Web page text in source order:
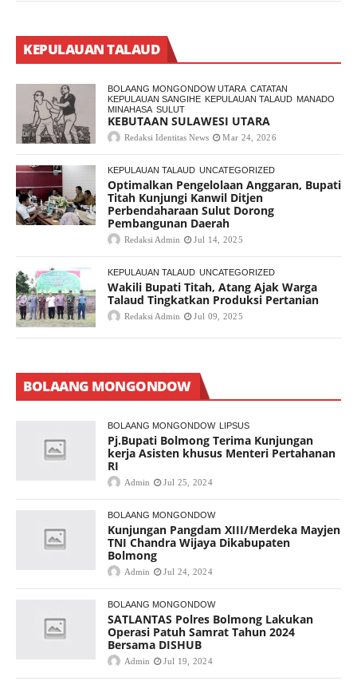
KEPULAUAN TALAUD
BOLAANG MONGONDOW UTARA CATATAN
KEPULAUAN SANGIHE KEPULAUAN TALAUD MANADO
MINAHASA SULUT
KEBUTAAN SULAWESI UTARA
Redaksi Identitas News Mar 24, 2026
KEPULAUAN TALAUD UNCATEGORIZED
Optimalkan Pengelolaan Anggaran, Bupati
Titah Kunjungi Kanwil Ditjen
Perbendaharaan Sulut Dorong
Pembangunan Daerah
Redaksi Admin Jul 14, 2025
KEPULAUAN TALAUD UNCATEGORIZED
Wakili Bupati Titah, Atang Ajak Warga
Talaud Tingkatkan Produksi Pertanian
Redaksi Admin Jul 09, 2025
BOLAANG MONGONDOW
BOLAANG MONGONDOW LIPSUS
Pj.Bupati Bolmong Terima Kunjungan
kerja Asisten khusus Menteri Pertahanan
RI
Admin Jul 25, 2024
BOLAANG MONGONDOW
Kunjungan Pangdam XIII/Merdeka Mayjen
TNI Chandra Wijaya Dikabupaten
Bolmong
Admin Jul 24, 2024
BOLAANG MONGONDOW
SATLANTAS Polres Bolmong Lakukan
Operasi Patuh Samrat Tahun 2024
Bersama DISHUB
Admin Jul 19, 2024